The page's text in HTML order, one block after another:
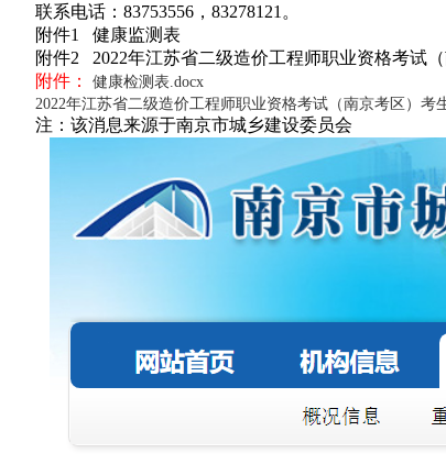
联系电话：83753556，83278121。
附件1 健康监测表
附件2 2022年江苏省二级造价工程师职业资格考试
附件：
健康检测表.docx
2022年江苏省二级造价工程师职业资格考试（南京考区）考
注：该消息来源于南京市城乡建设委员会